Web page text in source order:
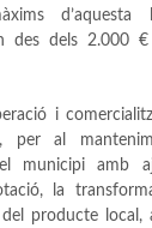
d’aquesta
des dels 2.000
i
per al
municipi amb
la
producte local,